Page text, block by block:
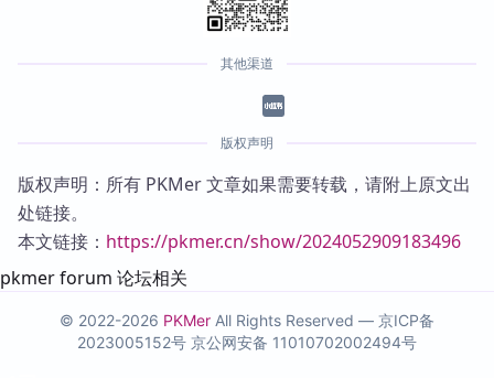
其他渠道
版权声明
版权声明：所有 PKMer 文章如果需要转载，请附上原文出
处链接。
本文链接： https://pkmer.cn/show/2024052909183496
pkmer forum 论坛相关
© 2022-2026 PKMer All Rights Reserved — 京ICP备
2023005152号 京公网安备 11010702002494号